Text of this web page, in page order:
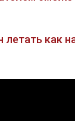
как